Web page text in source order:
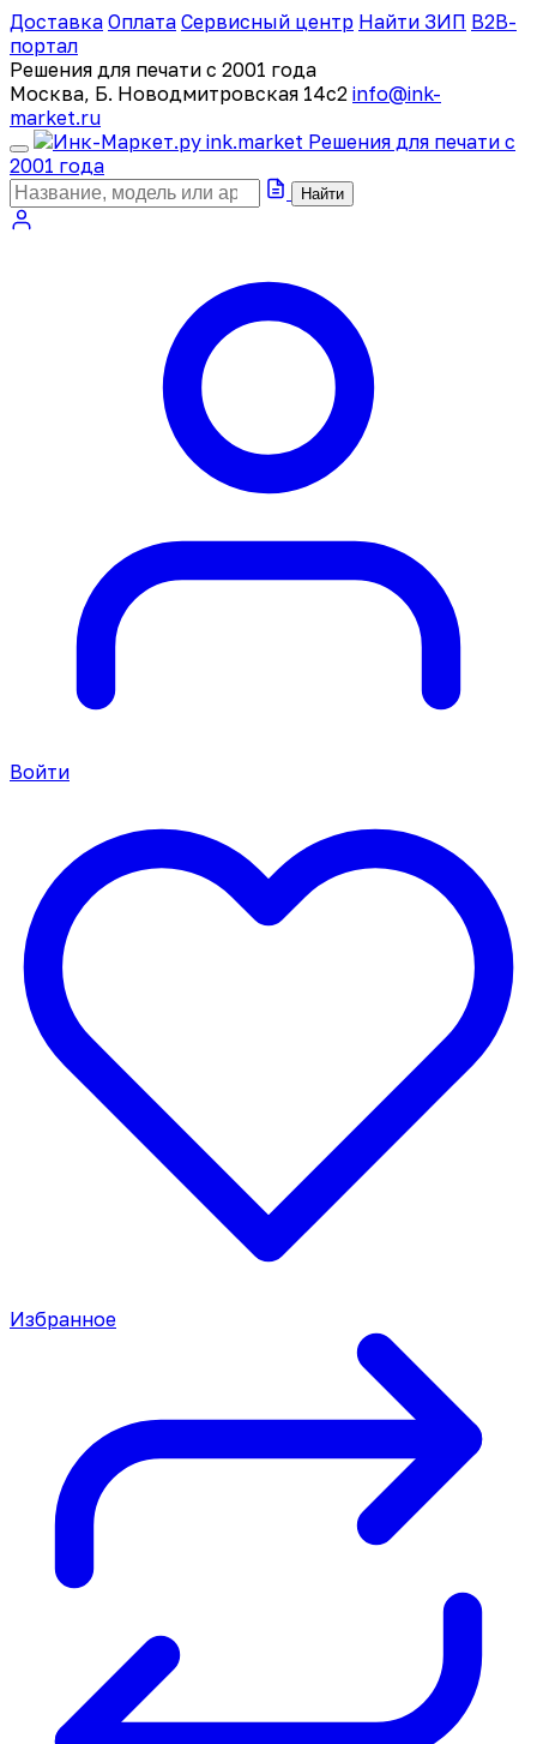
Доставка Оплата Сервисный центр Найти ЗИП B2B-
портал
Решения для печати с 2001 года
Москва, Б. Новодмитровская 14с2 info@ink-
market.ru
ink.market Решения для печати с
2001 года
Найти
Войти
Избранное